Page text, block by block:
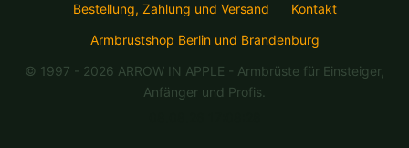
Bestellung, Zahlung und Versand
Kontakt
Armbrustshop Berlin und Brandenburg
© 1997 - 2026 ARROW IN APPLE - Armbrüste für Einsteiger,
Anfänger und Profis.